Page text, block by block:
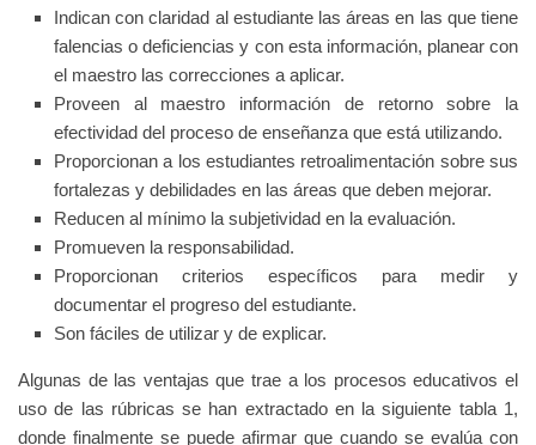
Indican con claridad al estudiante las áreas en las que tiene
falencias o deficiencias y con esta información, planear con
el maestro las correcciones a aplicar.
Proveen al maestro información de retorno sobre la
efectividad del proceso de enseñanza que está utilizando.
Proporcionan a los estudiantes retroalimentación sobre sus
fortalezas y debilidades en las áreas que deben mejorar.
Reducen al mínimo la subjetividad en la evaluación.
Promueven la responsabilidad.
Proporcionan criterios específicos para medir y
documentar el progreso del estudiante.
Son fáciles de utilizar y de explicar.
Algunas de las ventajas que trae a los procesos educativos el
uso de las rúbricas se han extractado en la siguiente tabla 1,
donde finalmente se puede afirmar que cuando se evalúa con